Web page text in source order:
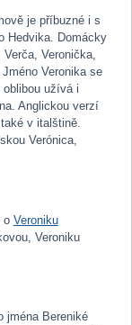
je příbuzné i s
Hedvika. Domácky
Veronička,
Veronika se
užívá i
Anglickou verzí
v italštině.
Verónica,
o Veroniku
Veroniku
jména Bereniké